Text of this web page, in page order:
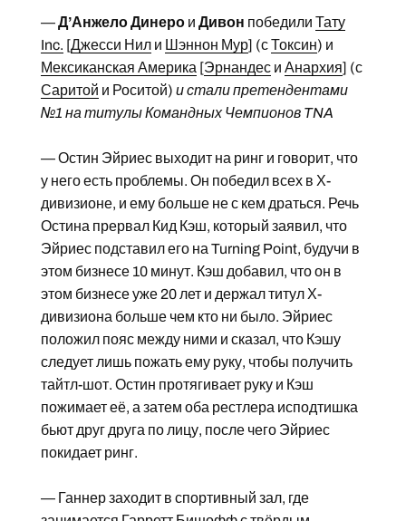
—Д’Анжело Динерои Дивон победили Тату
Inc. [Джесси Нили Шэннон Мур] (сТоксин) и
Мексиканская Америка [Эрнандеси Анархия] (с
Саритой и Роситой) и стали претендентами
№1 на титулы Командных Чемпионов TNA
— Остин Эйриес выходит на ринг и говорит, что
у него есть проблемы. Он победил всех в Х-
дивизионе, и ему больше не с кем драться. Речь
Остина прервал Кид Кэш, который заявил, что
Эйриес подставил его на Turning Point, будучи в
этом бизнесе 10 минут. Кэш добавил, что он в
этом бизнесе уже 20 лет и держал титул Х-
дивизиона больше чем кто ни было. Эйриес
положил пояс между ними и сказал, что Кэшу
следует лишь пожать ему руку, чтобы получить
тайтл-шот. Остин протягивает руку и Кэш
пожимает её, а затем оба рестлера исподтишка
бьют друг друга по лицу, после чего Эйриес
покидает ринг.
— Ганнер заходит в спортивный зал, где